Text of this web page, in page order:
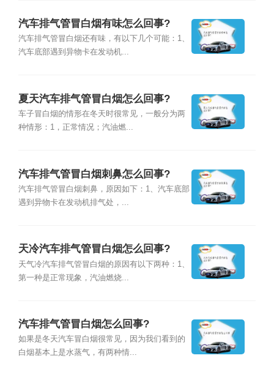
汽车排气管冒白烟有味怎么回事?
汽车排气管冒白烟还有味，有以下几个可能：1、
汽车底部遇到异物卡在发动机...
夏天汽车排气管冒白烟怎么回事?
车子冒白烟的情形在冬天时很常见，一般分为两
种情形：1，正常情况；汽油燃...
汽车排气管冒白烟刺鼻怎么回事?
汽车排气管冒白烟刺鼻，原因如下：1、汽车底部
遇到异物卡在发动机排气处，...
天冷汽车排气管冒白烟怎么回事?
天气冷汽车排气管冒白烟的原因有以下两种：1、
第一种是正常现象，汽油燃烧...
汽车排气管冒白烟怎么回事?
如果是冬天汽车冒白烟很常见，因为我们看到的
白烟基本上是水蒸气，有两种情...